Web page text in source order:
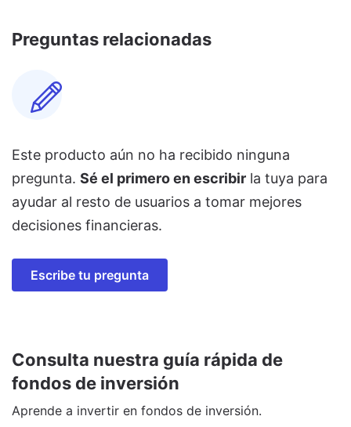
Preguntas relacionadas
Este producto aún no ha recibido ninguna
pregunta. Sé el primero en escribir la tuya para
ayudar al resto de usuarios a tomar mejores
decisiones financieras.
Escribe tu pregunta
Consulta nuestra guía rápida de
fondos de inversión
Aprende a invertir en fondos de inversión.